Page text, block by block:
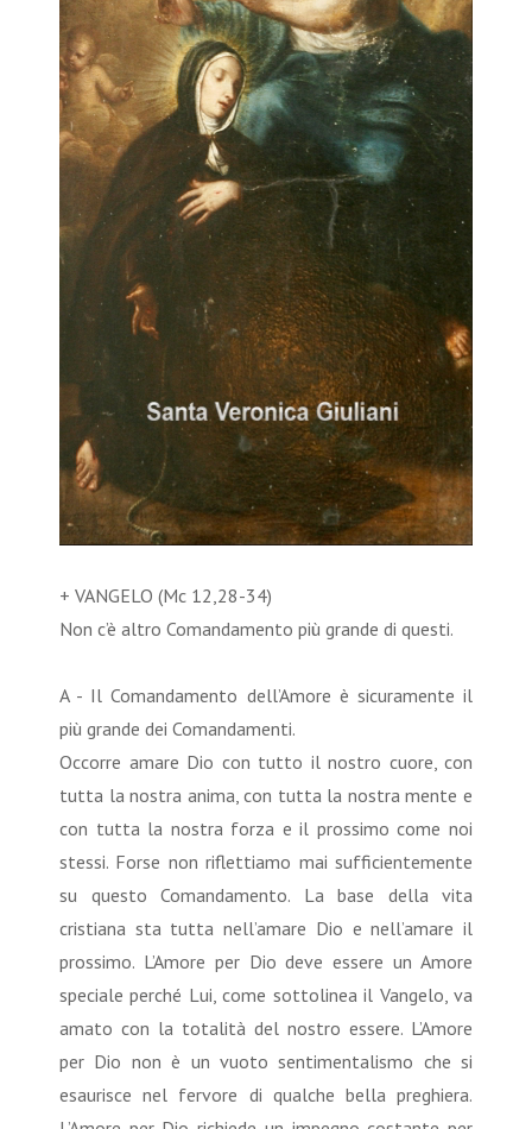
+ VANGELO (Mc 12,28-34)
Non c’è altro Comandamento più grande di questi.
A - Il Comandamento dell’Amore è sicuramente il
più grande dei Comandamenti.
Occorre amare Dio con tutto il nostro cuore, con
tutta la nostra anima, con tutta la nostra mente e
con tutta la nostra forza e il prossimo come noi
stessi. Forse non riflettiamo mai sufficientemente
su questo Comandamento. La base della vita
cristiana sta tutta nell’amare Dio e nell’amare il
prossimo. L’Amore per Dio deve essere un Amore
speciale perché Lui, come sottolinea il Vangelo, va
amato con la totalità del nostro essere. L’Amore
per Dio non è un vuoto sentimentalismo che si
esaurisce nel fervore di qualche bella preghiera.